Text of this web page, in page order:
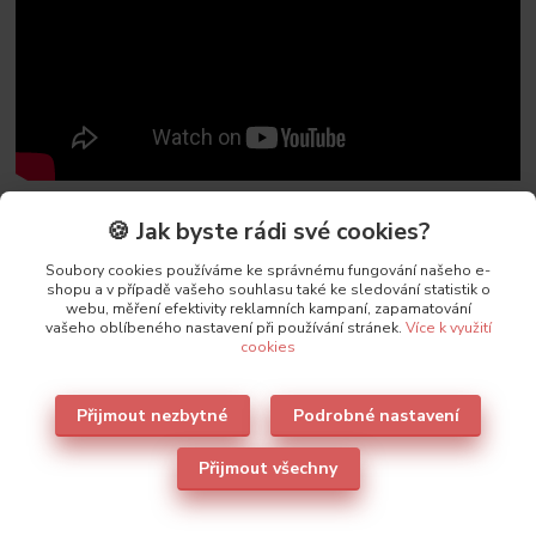
Parametry
Výrobce Leilieve
Také doporučujeme 3
🍪 Jak byste rádi své cookies?
Soubory cookies používáme ke správnému fungování našeho e-
shopu a v případě vašeho souhlasu také ke sledování statistik o
webu, měření efektivity reklamních kampaní, zapamatování
vašeho oblíbeného nastavení při používání stránek. Více k využití
cookies
Přijmout nezbytné Podrobné nastavení
Přijmout všechny